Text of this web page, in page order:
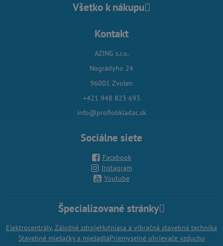
Všetko k nákupu
Kontakt
AZING s.r.o.
Nográdyho 24
96001 Zvolen
+421 948 823 693
info@profiobkladac.sk
Sociálne siete
Facebook
Instagram
Youtube
Špecializované stránky
Elektrocentrály, Záložné zdrojeHutniaca a vibračná stavebná technika
Stavebné miešačky a miešadláPriemyselné ohrievače vzduchu